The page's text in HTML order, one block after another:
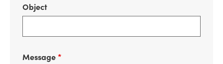
Object
Message*